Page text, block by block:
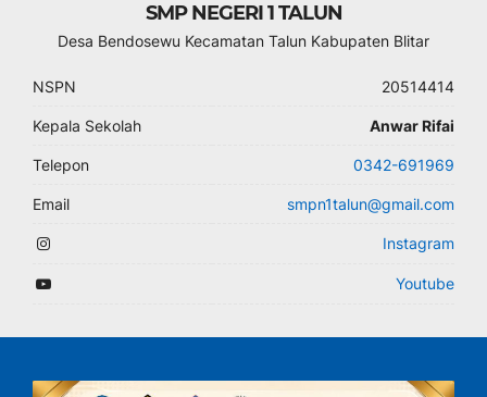
SMP NEGERI 1 TALUN
Desa Bendosewu Kecamatan Talun Kabupaten Blitar
NSPN 20514414
Kepala Sekolah Anwar Rifai
Telepon 0342-691969
Email smpn1talun@gmail.com
Instagram
Youtube